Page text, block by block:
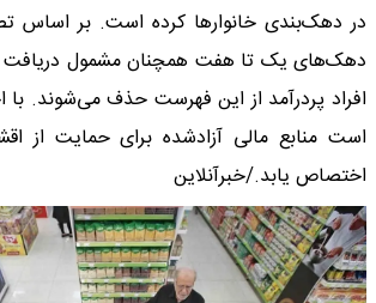
در دهک‌بندی خانوارها کرده است. بر اساس
دهک‌های یک تا هفت همچنان مشمول دریافت
افراد پردرآمد از این فهرست حذف می‌شوند. با
است منابع مالی آزادشده برای حمایت از
اختصاص یابد./خبرآنلاین